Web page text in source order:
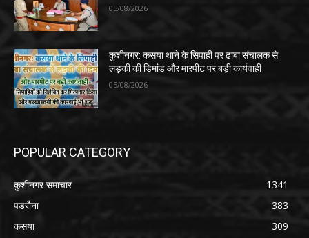
05/08/2026
कुशीनगर: कसया थाने के सिपाही पर ढाबा संचालक से
लड़की की डिमांड और मारपीट पर बड़ी कार्यवाही
05/08/2026
POPULAR CATEGORY
कुशीनगर समाचार
1341
पडरौना
383
कसया
309